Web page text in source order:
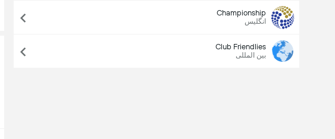
Championship
انگلیس
Club Friendlies
بین المللی